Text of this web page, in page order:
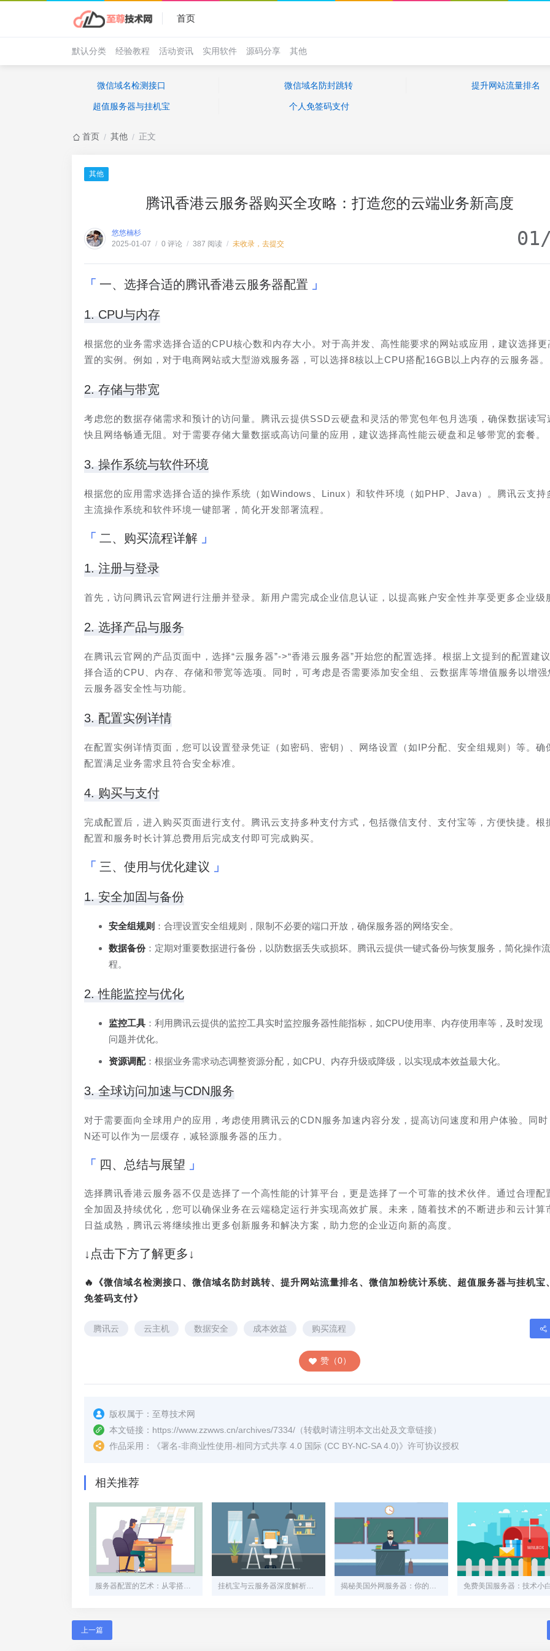
首页
默认分类 经验教程 活动资讯 实用软件 源码分享 其他
微信域名检测接口 微信域名防封跳转 提升网站流量排名
超值服务器与挂机宝 个人免签码支付
首页 / 其他 / 正文
其他
腾讯香港云服务器购买全攻略：打造您的云端业务新高度
悠悠楠杉
2025-01-07 / 0 评论 / 387 阅读 / 未收录，去提交
一、选择合适的腾讯香港云服务器配置
1. CPU与内存
根据您的业务需求选择合适的CPU核心数和内存大小。对于高并发、高性能要求的网站或应用，建议选择更
置的实例。例如，对于电商网站或大型游戏服务器，可以选择8核以上CPU搭配16GB以上内存的云服务器。
2. 存储与带宽
考虑您的数据存储需求和预计的访问量。腾讯云提供SSD云硬盘和灵活的带宽包年包月选项，确保数据读写
快且网络畅通无阻。对于需要存储大量数据或高访问量的应用，建议选择高性能云硬盘和足够带宽的套餐。
3. 操作系统与软件环境
根据您的应用需求选择合适的操作系统（如Windows、Linux）和软件环境（如PHP、Java）。腾讯云支持
主流操作系统和软件环境一键部署，简化开发部署流程。
二、购买流程详解
1. 注册与登录
首先，访问腾讯云官网进行注册并登录。新用户需完成企业信息认证，以提高账户安全性并享受更多企业级
2. 选择产品与服务
在腾讯云官网的产品页面中，选择“云服务器”->“香港云服务器”开始您的配置选择。根据上文提到的配置建
择合适的CPU、内存、存储和带宽等选项。同时，可考虑是否需要添加安全组、云数据库等增值服务以增强
云服务器安全性与功能。
3. 配置实例详情
在配置实例详情页面，您可以设置登录凭证（如密码、密钥）、网络设置（如IP分配、安全组规则）等。确
配置满足业务需求且符合安全标准。
4. 购买与支付
完成配置后，进入购买页面进行支付。腾讯云支持多种支付方式，包括微信支付、支付宝等，方便快捷。根
配置和服务时长计算总费用后完成支付即可完成购买。
三、使用与优化建议
1. 安全加固与备份
安全组规则 ：合理设置安全组规则，限制不必要的端口开放，确保服务器的网络安全。
数据备份：定期对重要数据进行备份，以防数据丢失或损坏。腾讯云提供一键式备份与恢复服务，简化操作流
程。
2. 性能监控与优化
监控工具 ：利用腾讯云提供的监控工具实时监控服务器性能指标，如CPU使用率、内存使用率等，及时发现
问题并优化。
资源调配：根据业务需求动态调整资源分配，如CPU、内存升级或降级，以实现成本效益最大化。
3. 全球访问加速与CDN服务
对于需要面向全球用户的应用，考虑使用腾讯云的CDN服务加速内容分发，提高访问速度和用户体验。同
N还可以作为一层缓存，减轻源服务器的压力。
四、总结与展望
选择腾讯香港云服务器不仅是选择了一个高性能的计算平台，更是选择了一个可靠的技术伙伴。通过合理配
全加固及持续优化，您可以确保业务在云端稳定运行并实现高效扩展。未来，随着技术的不断进步和云计算
日益成熟，腾讯云将继续推出更多创新服务和解决方案，助力您的企业迈向新的高度。
↓点击下方了解更多↓
🔥《微信域名检测接口、微信域名防封跳转、提升网站流量排名、微信加粉统计系统、超值服务器与挂机宝
免签码支付》
腾讯云 云主机 数据安全 成本效益 购买流程
赞（0）
版权属于： 至尊技术网
本文链接： https://www.zzwws.cn/archives/7334/ （转载时请注明本文出处及文章链接）
作品采用：
《署名-非商业性使用-相同方式共享 4.0 国际 (CC BY-NC-SA 4.0)》许可协议授权
相关推荐
服务器配置的艺术：从零搭建高可用服务架构 挂机宝与云服务器深度解析：你的业务究竟需要哪个？ 揭秘美国外网服务器：你的数据飞驰在怎样的“信息高速公路”上？
上一篇